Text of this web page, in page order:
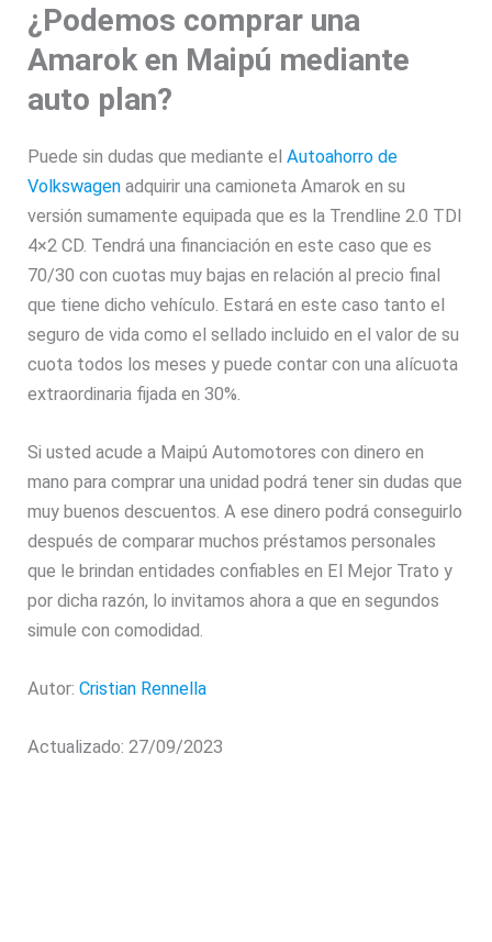
¿Podemos comprar una
Amarok en Maipú mediante
auto plan?
Puede sin dudas que mediante elAutoahorro de
Volkswagen adquirir una camioneta Amarok en su
versión sumamente equipada que es la Trendline 2.0 TDI
4×2 CD. Tendrá una financiación en este caso que es
70/30 con cuotas muy bajas en relación al precio final
que tiene dicho vehículo. Estará en este caso tanto el
seguro de vida como el sellado incluido en el valor de su
cuota todos los meses y puede contar con una alícuota
extraordinaria fijada en 30%.
Si usted acude a Maipú Automotores con dinero en
mano para comprar una unidad podrá tener sin dudas que
muy buenos descuentos. A ese dinero podrá conseguirlo
después de comparar muchos préstamos personales
que le brindan entidades confiables en El Mejor Trato y
por dicha razón, lo invitamos ahora a que en segundos
simule con comodidad.
Autor:Cristian Rennella
Actualizado: 27/09/2023